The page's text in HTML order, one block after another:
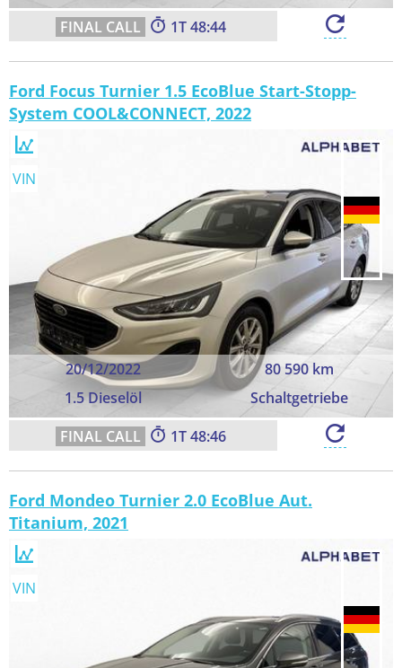
1 48:43
Ford Focus Turnier 1.5 EcoBlue Start-Stopp-
System COOL&CONNECT, 2022
20/12/2022
80 590 km
1.5 Dieselöl
Schaltgetriebe
VIN
1 48:45
Ford Mondeo Turnier 2.0 EcoBlue Aut.
Titanium, 2021
VIN